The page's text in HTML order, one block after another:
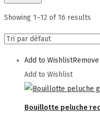
Showing 1–12 of 16 results
Add to Wishlist
Add to Wishlist
Bouillotte peluche